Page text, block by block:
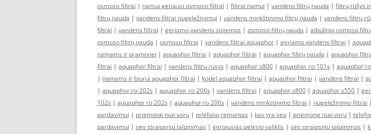
osmoso filtrai | namui geriausi osmoso filtrai | filtrai namui | vandens filtrų nauda | filtrų rūšys
filtrų nauda | vandens filtrai nugeležinimui | vandens minkštinimo filtrų nauda | vandens filtrų
filtrai | vandens filtrai | geriamo vandens sistemos | osmoso filtrų nauda | atbulinio osmoso
osmoso filtrų nauda | osmoso filtrai | vandens filtrai aquaphor | geriamo vandens filtrai |
namams ir pramonei | aquaphor filtrai | aquaphor filtrai | aquaphor filtrų nauda | aquaphor
filtrai | aquaphor filtrai | vandens filtru rusys | aquaphor s800 | aquaphor ro-101s | aquaphor
| namams ir biurui aquaphor filtrai | kodel aquaphor filtrai | aquaphor filtrai | vandens filtrai |
| aquaphor ro-202s | aquaphor ro-206s | vandens filtrai | aquaphor s800 | aquaphor s550 |
102s | aquaphor ro 202s | aquaphor ro 206s | vandens minkstinimo filtrai | nugeležinimo filtrai |
pardavimui | priemonė nuo vorų | telefonų remontas | kas yra seo | priemone nuo voru |
pardavimui | seo straipsniu talpinimas | geriausias pelėsio valiklis | seo straipsniu talpinimas |